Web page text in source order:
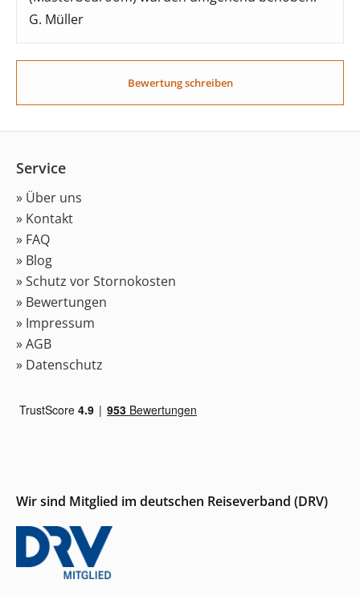
G. Müller
Bewertung schreiben
Service
» Über uns
» Kontakt
» FAQ
» Blog
» Schutz vor Stornokosten
» Bewertungen
» Impressum
» AGB
» Datenschutz
Wir sind Mitglied im deutschen Reiseverband (DRV)